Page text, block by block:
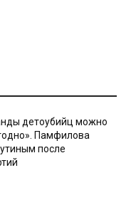
детоубийц можно
Памфилова
после